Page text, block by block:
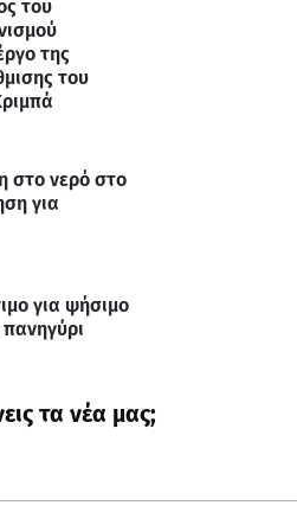
του
της
του
στο νερό στο
για
για ψήσιμο
τα νέα μας;